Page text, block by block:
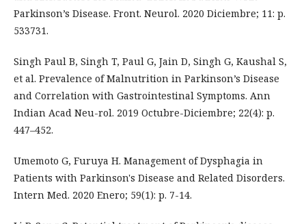
Parkinson’s Disease. Front. Neurol. 2020 Diciembre; 11: p.
533731.
Singh Paul B, Singh T, Paul G, Jain D, Singh G, Kaushal S,
et al. Prevalence of Malnutrition in Parkinson’s Disease
and Correlation with Gastrointestinal Symptoms. Ann
Indian Acad Neu-rol. 2019 Octubre-Diciembre; 22(4): p.
447–452.
Umemoto G, Furuya H. Management of Dysphagia in
Patients with Parkinson's Disease and Related Disorders.
Intern Med. 2020 Enero; 59(1): p. 7-14.